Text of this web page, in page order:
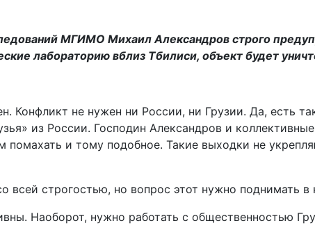
МГИМО Михаил Александров строго
лабораторию вблиз Тбилиси, объект будет
Конфликт не нужен ни России, ни Грузии. Да, есть
из России. Господин Александров и
помахать и тому подобное. Такие выходки не
всей строгостью, но вопрос этот нужно поднимать
Наоборот, нужно работать с общественностью